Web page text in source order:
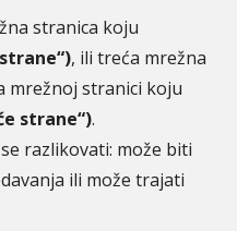
stranica koju
, ili treća mrežna
mrežnoj stranici koju
strane“).
razlikovati: može biti
ili može trajati